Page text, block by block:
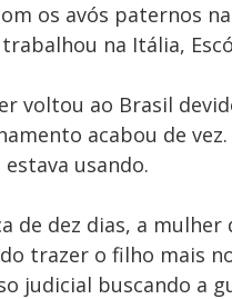
os avós paternos
na Itália,
voltou ao Brasil
acabou de
estava usando.
de dez dias, a
trazer o filho mais
judicial buscando a